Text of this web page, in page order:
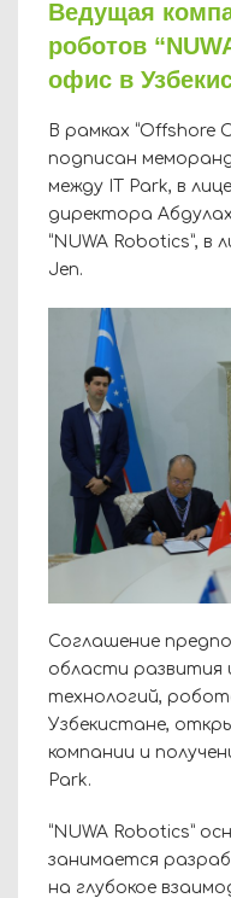
Ведущая
роботов
офис в
В рамках “Offshore
подписан
между IT Park, в
директора
“NUWA Robotics”,
Jen.
Соглашение
области развития
технологий,
Узбекистане,
компании и
Park.
“NUWA Robotics”
занимается
на глубокое